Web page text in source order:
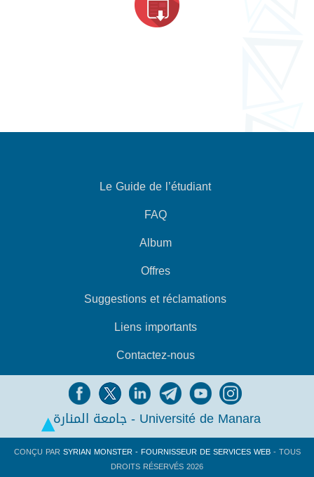
Le Guide de l’étudiant
FAQ
Album
Offres
Suggestions et réclamations
Liens importants
Contactez-nous
جامعة المنارة - Université de Manara
CONÇU PARSYRIAN MONSTER - FOURNISSEUR DE SERVICES WEB- TOUS
DROITS RÉSERVÉS 2026